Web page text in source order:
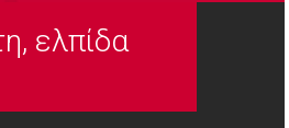
ελπίδα